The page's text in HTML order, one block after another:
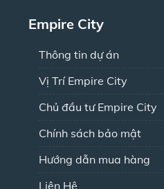
Empire City
Thông tin dự án
Vị Trí Empire City
Chủ đầu tư Empire City
Chính sách bảo mật
Hướng dẫn mua hàng
Liên Hệ